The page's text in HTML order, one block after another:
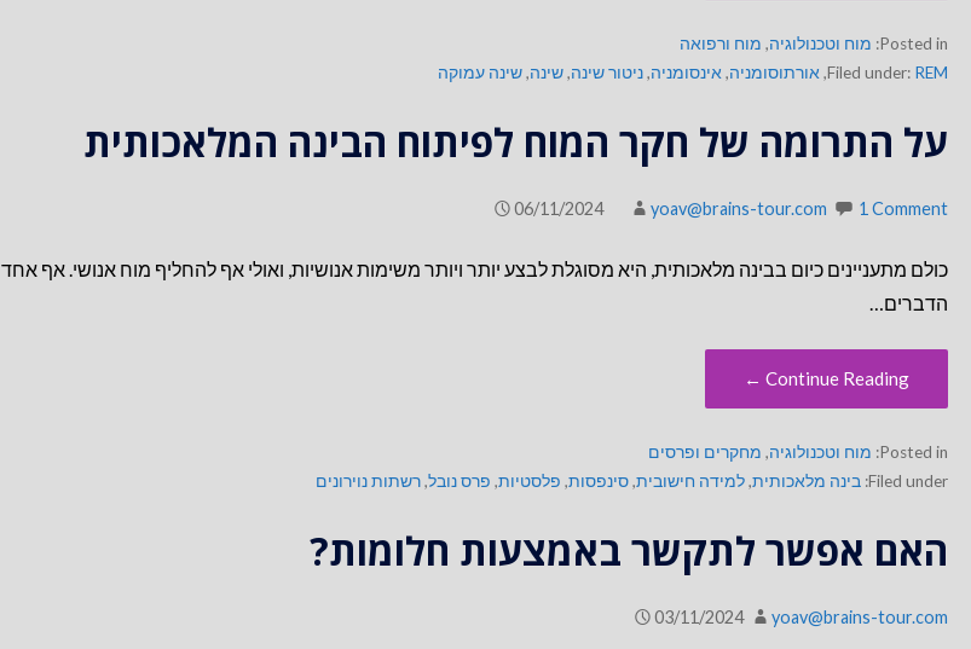
Posted in: מוח וטכנולוגיה, מוח ורפואה
Filed under: REM
, אורתוסומניה, אינסומניה,ניטור שינה,שינה,שינה עמוקה
על התרומה של חקר המוח לפיתוח הבינה המלאכותית
06/11/2024 yoav@brains-tour.com 1 Comment
כולם מתעניינים כיום בבינה מלאכותית, היא מסוגלת לבצע יותר ויותר משימות אנושיות, ואולי אף להחליף מוח אנושי. אף אחד
הדברים…
Continue Reading ←
Posted in: מוח וטכנולוגיה, מחקרים ופרסים
Filed under: בינה מלאכותית,למידה חישובית,סינפסות, פלסטיות, פרס נובל,רשתות נוירונים
האם אפשר לתקשר באמצעות חלומות?
03/11/2024 yoav@brains-tour.com